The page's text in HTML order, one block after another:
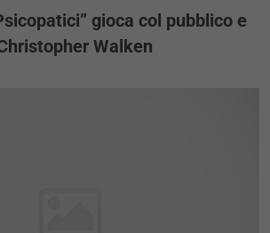
gioca col pubblico e
Walken